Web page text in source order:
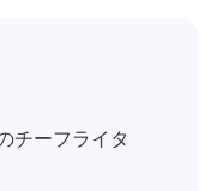
チーフライタ